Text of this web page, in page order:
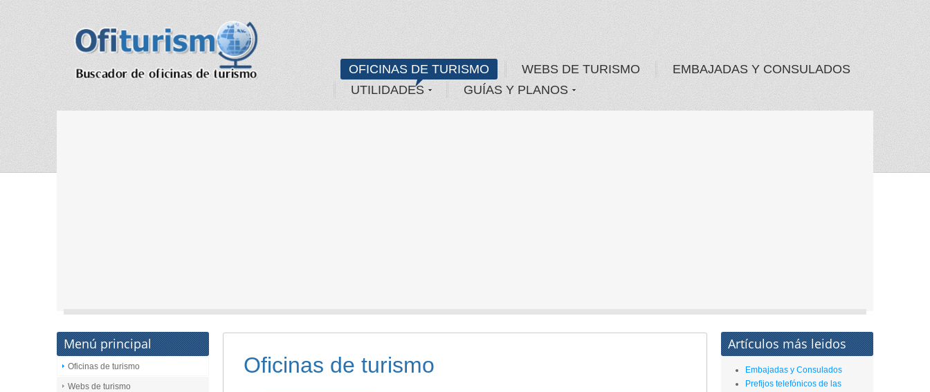
OFICINAS DE TURISMO WEBS DE TURISMO
EMBAJADAS Y CONSULADOS
UTILIDADES
GUÍAS Y PLANOS
Oficinas de turismo
Menú principal
Oficinas de turismo
Webs de turismo
Artículos más leidos
Embajadas y Consulados
Prefijos telefónicos de las